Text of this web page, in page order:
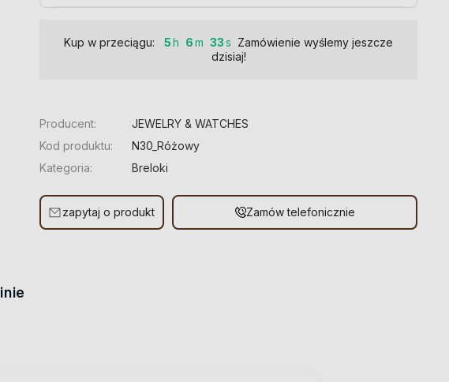
Kup w przeciągu: 5 6 32
Zamówienie wyślemy jeszcze
dzisiaj!
Producent:
JEWELRY & WATCHES
Kod produktu:
N30_Różowy
Kategoria:
Breloki
zapytaj o produkt Zamów telefonicznie